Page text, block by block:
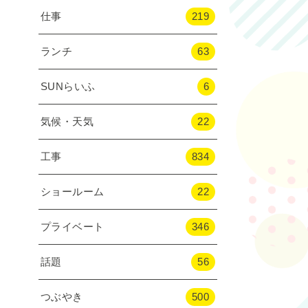
仕事 219
ランチ 63
SUNらいふ 6
気候・天気 22
工事 834
ショールーム 22
プライベート 346
話題 56
つぶやき 500